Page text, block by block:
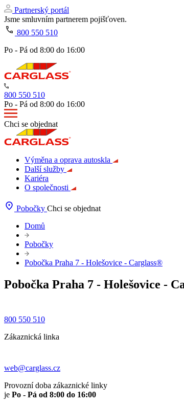
Partnerský portál
Jsme smluvním partnerem pojišťoven.
800 550 510
Po - Pá od 8:00 do 16:00
800 550 510
Po - Pá od 8:00 do 16:00
Chci se objednat
Výměna a oprava autoskla
Další služby
Kariéra
O společnosti
Pobočky Chci se objednat
Domů
Pobočky
Pobočka Praha 7 - Holešovice - Carglass®
Pobočka Praha 7 - Holešovice -
800 550 510
Zákaznická linka
web@carglass.cz
Provozní doba zákaznické linky
je Po - Pá od 8:00 do 16:00